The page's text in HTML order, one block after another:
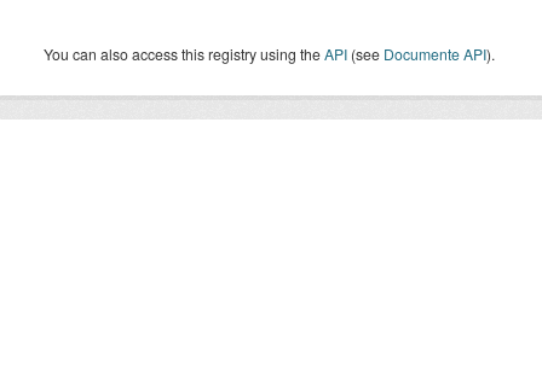
You can also access this registry using theAPI (see Documente API).